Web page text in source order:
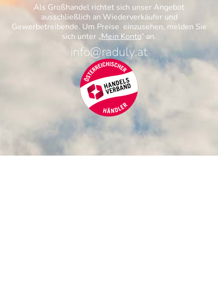
Als Großhandel richtet sich unser Angebot
ausschließlich an Wiederverkäufer und
Gewerbetreibende. Um Preise einzusehen, melden Sie
sich unter „Mein Konto“ an.
info@raduly.at